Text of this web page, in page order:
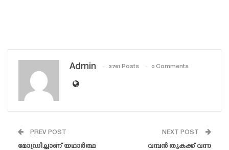
Admin 3761 Posts 0 Comments
PREV POST
മോഡ്രിച്ചാണ് യഥാർത്ഥ
NEXT POST
വമ്പൻ തുകക്ക് വന്ന